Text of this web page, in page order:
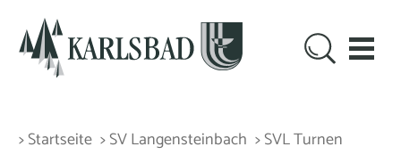
> Startseite > SV Langensteinbach > SVL Turnen